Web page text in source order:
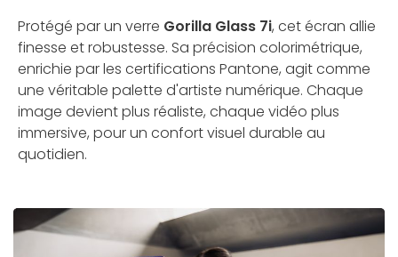
Protégé par un verre Gorilla Glass 7i, cet écran allie
finesse et robustesse. Sa précision colorimétrique,
enrichie par les certifications Pantone, agit comme
une véritable palette d'artiste numérique. Chaque
image devient plus réaliste, chaque vidéo plus
immersive, pour un confort visuel durable au
quotidien.